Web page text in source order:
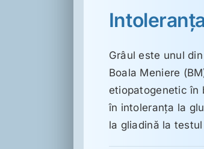
Grâul este unul
Boala Meniere
etiopatogenetic în
în intoleranţa la
la gliadină la